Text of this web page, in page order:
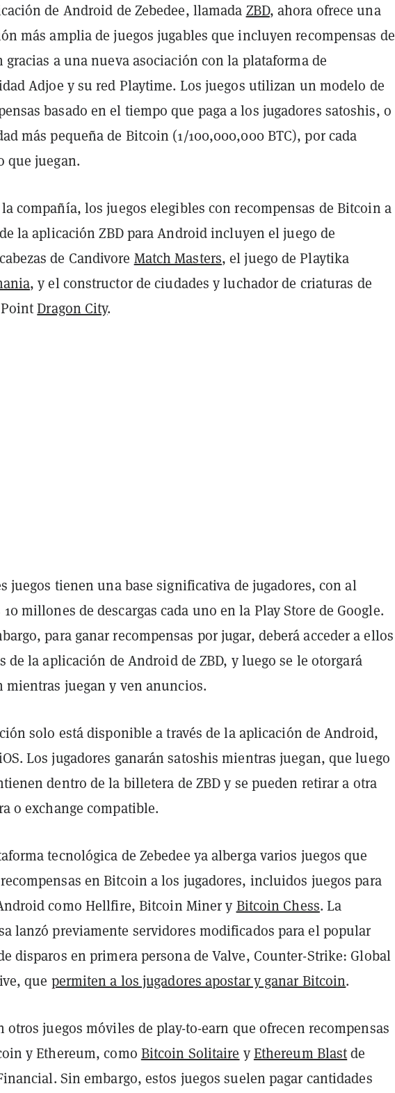
de Android de Zebedee, llamada ZBD, ahora ofrece una
más amplia de juegos jugables que incluyen recompensas de
gracias a una nueva asociación con la plataforma de
Adjoe y su red Playtime. Los juegos utilizan un modelo de
basado en el tiempo que paga a los jugadores satoshis, o
más pequeña de Bitcoin (1/100,000,000 BTC), por cada
que juegan.
compañía, los juegos elegibles con recompensas de Bitcoin a
la aplicación ZBD para Android incluyen el juego de
de Candivore Match Masters, el juego de Playtika
, y el constructor de ciudades y luchador de criaturas de
Dragon City.
juegos tienen una base significativa de jugadores, con al
millones de descargas cada uno en la Play Store de Google.
para ganar recompensas por jugar, deberá acceder a ellos
de la aplicación de Android de ZBD, y luego se le otorgará
mientras juegan y ven anuncios.
solo está disponible a través de la aplicación de Android,
Los jugadores ganarán satoshis mientras juegan, que luego
dentro de la billetera de ZBD y se pueden retirar a otra
o exchange compatible.
tecnológica de Zebedee ya alberga varios juegos que
en Bitcoin a los jugadores, incluidos juegos para
como Hellfire, Bitcoin Miner y Bitcoin Chess. La
lanzó previamente servidores modificados para el popular
disparos en primera persona de Valve, Counter-Strike: Global
que permiten a los jugadores apostar y ganar Bitcoin.
otros juegos móviles de play-to-earn que ofrecen recompensas
y Ethereum, como Bitcoin Solitaire yEthereum Blastde
Sin embargo, estos juegos suelen pagar cantidades